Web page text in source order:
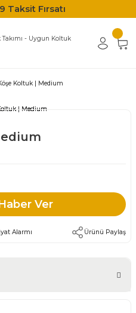
Taksit Fırsatı
Koltuk | Medium
Ver
Alarmı Ürünü Paylaş